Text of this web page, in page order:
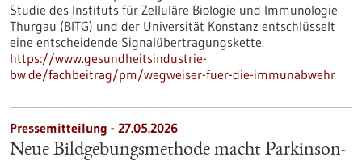
Studie des Instituts für Zelluläre Biologie und Immunologie
Thurgau (BITG) und der Universität Konstanz entschlüsselt
eine entscheidende Signalübertragungskette.
https://www.gesundheitsindustrie-
bw.de/fachbeitrag/pm/wegweiser-fuer-die-immunabwehr
Pressemitteilung - 27.05.2026
Neue Bildgebungsmethode macht Parkinson-